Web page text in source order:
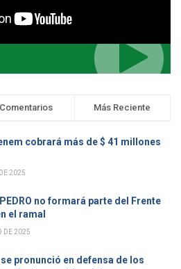
Comentarios Más Reciente
cobrará más de $ 41 millones
2025
PEDRO no formará parte del Frente
el ramal
DE 2025
pronunció en defensa de los